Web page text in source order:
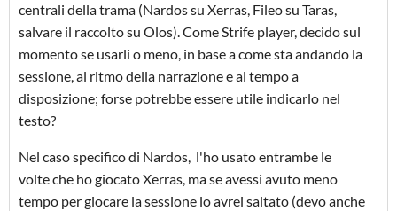
centrali della trama (Nardos su Xerras, Fileo su Taras,
salvare il raccolto su Olos). Come Strife player, decido sul
momento se usarli o meno, in base a come sta andando la
sessione, al ritmo della narrazione e al tempo a
disposizione; forse potrebbe essere utile indicarlo nel
testo?
Nel caso specifico di Nardos, l'ho usato entrambe le
volte che ho giocato Xerras, ma se avessi avuto meno
tempo per giocare la sessione lo avrei saltato (devo anche